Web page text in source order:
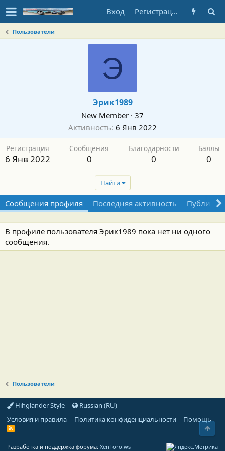
Вход Регистрация
Пользователи
Э
Эрик1989
New Member · 37
Активность 6 Янв 2022
Регистрация
6 Янв 2022
Сообщения
0
Благодарности
0
Баллы
0
Найти
Сообщения профиля Последняя активность
В профиле пользователя Эрик1989 пока нет ни одного
сообщения.
Пользователи
Hihglander Style
Russian (RU)
Условия и правила
Политика конфиденциальности Помощь
R
Разработка и поддержка форума: XenForo.ws